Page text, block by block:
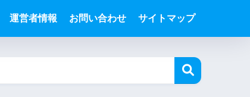
運営者情報 お問い合わせ サイトマップ